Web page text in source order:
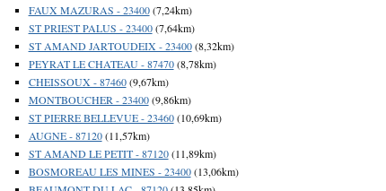
FAUX MAZURAS - 23400(7,24km)
ST PRIEST PALUS - 23400(7,64km)
ST AMAND JARTOUDEIX - 23400(8,32km)
PEYRAT LE CHATEAU - 87470(8,78km)
CHEISSOUX - 87460(9,67km)
MONTBOUCHER - 23400(9,86km)
ST PIERRE BELLEVUE - 23460(10,69km)
AUGNE - 87120(11,57km)
ST AMAND LE PETIT - 87120(11,89km)
BOSMOREAU LES MINES - 23400(13,06km)